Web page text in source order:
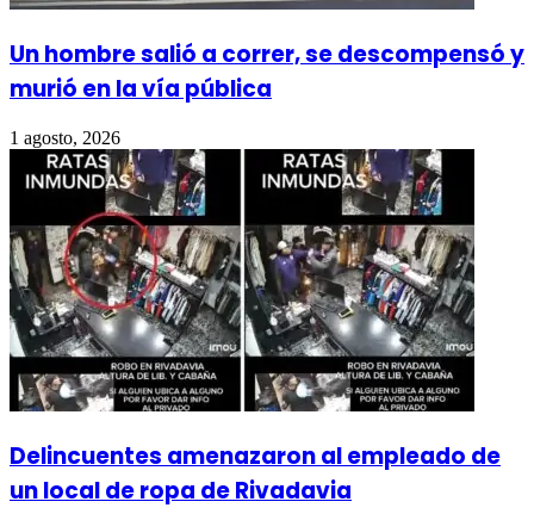
Un hombre salió a correr, se descompensó y
murió en la vía pública
1 agosto, 2026
Delincuentes amenazaron al empleado de
un local de ropa de Rivadavia